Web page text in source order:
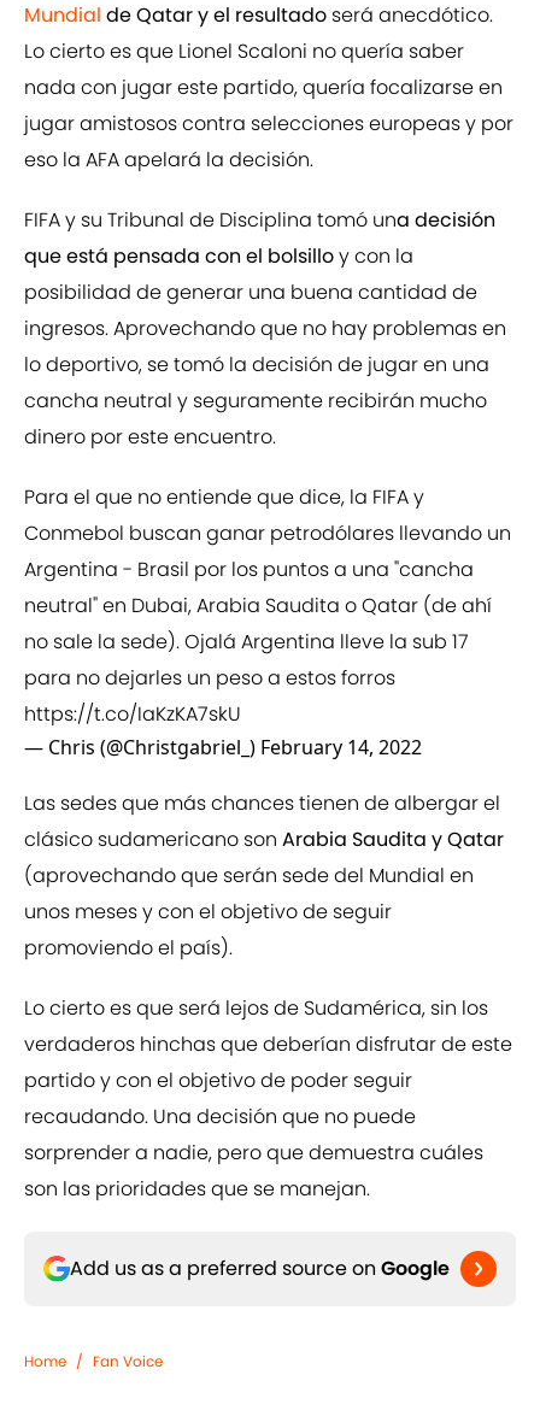
Mundial de Qatar y el resultado será anecdótico.
Lo cierto es que Lionel Scaloni no quería saber
nada con jugar este partido, quería focalizarse en
jugar amistosos contra selecciones europeas y por
eso la AFA apelará la decisión.
FIFA y su Tribunal de Disciplina tomó una decisión
que está pensada con el bolsilloy con la
posibilidad de generar una buena cantidad de
ingresos. Aprovechando que no hay problemas en
lo deportivo, se tomó la decisión de jugar en una
cancha neutral y seguramente recibirán mucho
dinero por este encuentro.
Para el que no entiende que dice, la FIFA y
Conmebol buscan ganar petrodólares llevando un
Argentina - Brasil por los puntos a una "cancha
neutral" en Dubai, Arabia Saudita o Qatar (de ahí
no sale la sede). Ojalá Argentina lleve la sub 17
para no dejarles un peso a estos forros
https://t.co/IaKzKA7skU
— Chris (@Christgabriel_) February 14, 2022
Las sedes que más chances tienen de albergar el
clásico sudamericano son Arabia Saudita y Qatar
(aprovechando que serán sede del Mundial en
unos meses y con el objetivo de seguir
promoviendo el país).
Lo cierto es que será lejos de Sudamérica, sin los
verdaderos hinchas que deberían disfrutar de este
partido y con el objetivo de poder seguir
recaudando. Una decisión que no puede
sorprender a nadie, pero que demuestra cuáles
son las prioridades que se manejan.
Add us as a preferred source on Google
Home / Fan Voice